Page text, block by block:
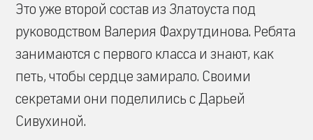
Это уже второй состав из Златоуста под
руководством Валерия Фахрутдинова. Ребята
занимаются с первого класса и знают, как
петь, чтобы сердце замирало. Своими
секретами они поделились с Дарьей
Сивухиной.